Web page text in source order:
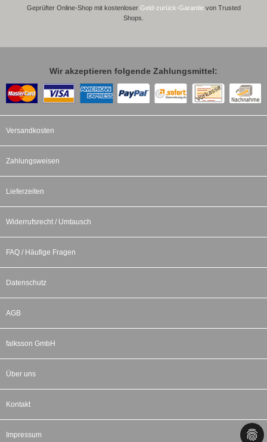
Geprüfter Online-Shop mit kostenloser Geld-zurück-Garantievon Trusted
Shops.
Wir akzeptieren folgende Zahlungsmittel:
Versandkosten
Zahlungsweisen
Lieferzeiten
Widerrufsrecht / Umtausch
FAQ / Häufige Fragen
Datenschutz
AGB
falksson GmbH
Über uns
Kontakt
Impressum